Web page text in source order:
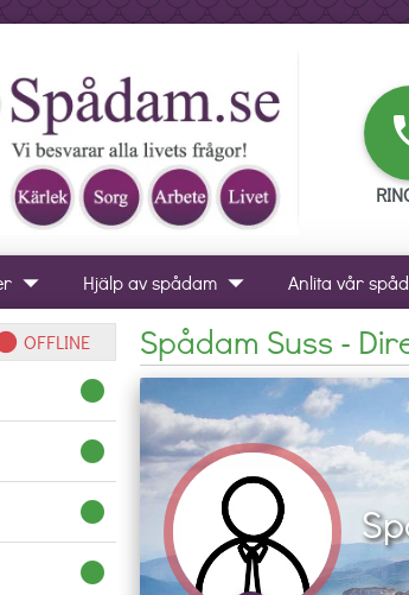
arrow_drop_down Hjälp av spådam arrow_drop_down Anlita vår
OFFLINE
lens
lens
lens
lens
Spådam Suss -